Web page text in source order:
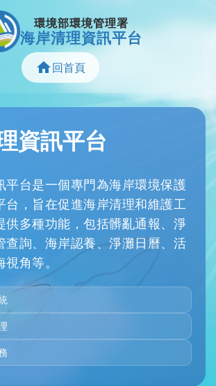
環境部環境管理署
海岸清理資訊平台
回首頁
資訊平台
平台是一個專門為海岸環境保護
台，旨在促進海岸清理和維護工
供多種功能，包括髒亂通報、淨
查詢、海岸認養、淨灘日曆、活
角等。